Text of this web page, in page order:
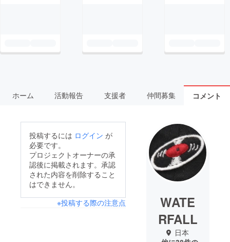
ホーム 活動報告 支援者 仲間募集 コメント
投稿するには ログイン が
必要です。
プロジェクトオーナーの承
認後に掲載されます。承認
された内容を削除すること
はできません。
※投稿する際の注意点
WATE
RFALL
日本